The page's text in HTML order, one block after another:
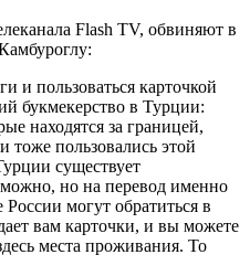
Flash TV, обвиняют в
и пользоваться карточкой
букмекерство в Турции:
находятся за границей,
тоже пользовались этой
существует
но на перевод именно
могут обратиться в
вам карточки, и вы можете
места проживания. То